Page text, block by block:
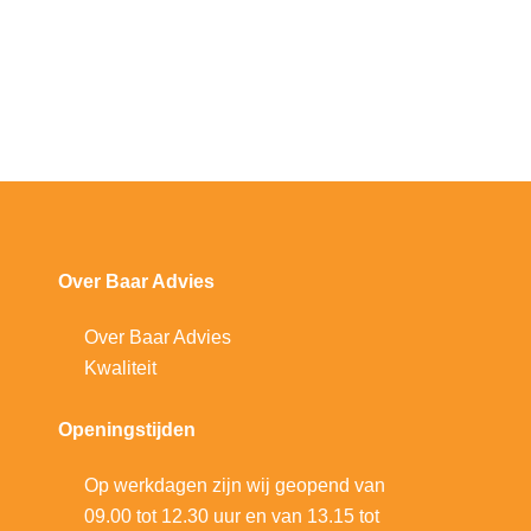
Over Baar Advies
Over Baar Advies
Kwaliteit
Openingstijden
Op werkdagen zijn wij geopend van
09.00 tot 12.30 uur en van 13.15 tot